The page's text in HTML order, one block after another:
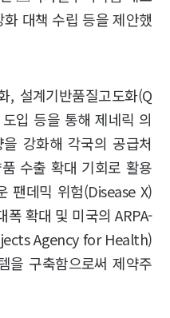
대책 수립 등을 제안했
, 설계기반품질고도화(Q
입 등을 통해 제네릭 의
강화해 각국의 공급처
수출 확대 기회로 활용
팬데믹 위험(Disease X)
폭 확대 및 미국의 ARPA-
Agency for Health)
을 구축함으로써 제약주